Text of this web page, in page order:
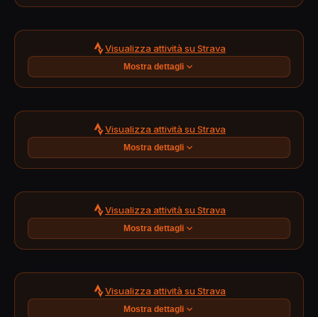
Visualizza attività su Strava
Mostra dettagli
Visualizza attività su Strava
Mostra dettagli
Visualizza attività su Strava
Mostra dettagli
Visualizza attività su Strava
Mostra dettagli